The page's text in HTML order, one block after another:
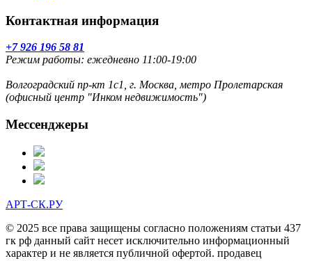
Контактная информация
+7 926 196 58 81
Режим работы: ежедневно 11:00-19:00
Волгоградский пр-кт 1с1, г. Москва, метро Пролетарская
(офисный центр "Инком недвижимость")
Мессенджеры
АРТ-СК.РУ
© 2025 все права защищены согласно положениям статьи 437
гк рф данный сайт несет исключительно информационный
характер и не является публичной офертой. продавец